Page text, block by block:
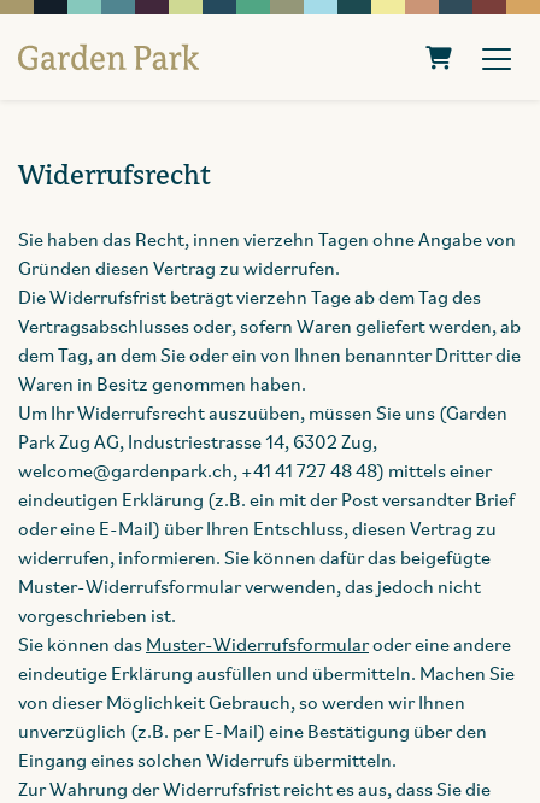
Warenkorb
Widerrufsrecht
Sie haben das Recht, innen vierzehn Tagen ohne Angabe von
Gründen diesen Vertrag zu widerrufen.
Die Widerrufsfrist beträgt vierzehn Tage ab dem Tag des
Vertragsabschlusses oder, sofern Waren geliefert werden, ab
dem Tag, an dem Sie oder ein von Ihnen benannter Dritter die
Waren in Besitz genommen haben.
Um Ihr Widerrufsrecht auszuüben, müssen Sie uns (Garden
Park Zug AG, Industriestrasse 14, 6302 Zug,
welcome@gardenpark.ch, +41 41 727 48 48) mittels einer
eindeutigen Erklärung (z.B. ein mit der Post versandter Brief
oder eine E-Mail) über Ihren Entschluss, diesen Vertrag zu
widerrufen, informieren. Sie können dafür das beigefügte
Muster-Widerrufsformular verwenden, das jedoch nicht
vorgeschrieben ist.
Sie können das Muster-Widerrufsformularoder eine andere
eindeutige Erklärung ausfüllen und übermitteln. Machen Sie
von dieser Möglichkeit Gebrauch, so werden wir Ihnen
unverzüglich (z.B. per E-Mail) eine Bestätigung über den
Eingang eines solchen Widerrufs übermitteln.
Zur Wahrung der Widerrufsfrist reicht es aus, dass Sie die